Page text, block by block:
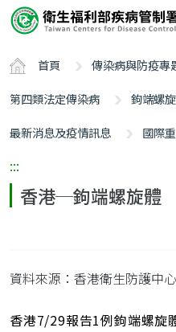
要
容
ALT+C
首頁 傳染病與防疫專
第四類法定傳染病
鉤端螺
最新消息及疫情訊息
國際
:::
香港─鉤端螺旋體
資料來源：香港衛生防護中心
香港7/29報告1例鉤端螺旋